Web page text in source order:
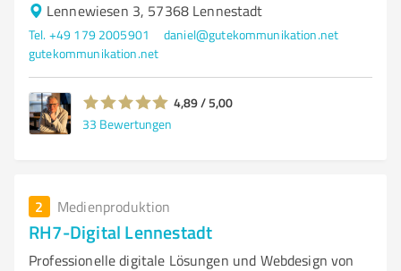
Lennewiesen 3, 57368 Lennestadt
Tel. +49 179 2005901
daniel@gutekommunikation.net
gutekommunikation.net
4,89 / 5,00
33 Bewertungen
2 Medienproduktion
RH7-Digital Lennestadt
Professionelle digitale Lösungen und Webdesign von